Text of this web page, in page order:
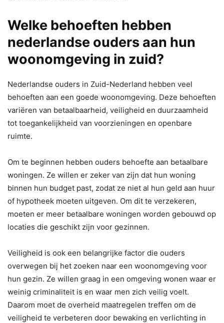
Welke behoeften hebben
nederlandse ouders aan hun
woonomgeving in zuid?
Nederlandse ouders in Zuid-Nederland hebben veel
behoeften aan een goede woonomgeving. Deze behoeften
variëren van betaalbaarheid, veiligheid en duurzaamheid
tot toegankelijkheid van voorzieningen en openbare
ruimte.
Om te beginnen hebben ouders behoefte aan betaalbare
woningen. Ze willen er zeker van zijn dat hun woning
binnen hun budget past, zodat ze niet al hun geld aan huur
of hypotheek moeten uitgeven. Om dit te verzekeren,
moeten er meer betaalbare woningen worden gebouwd op
locaties die geschikt zijn voor gezinnen.
Veiligheid is ook een belangrijke factor die ouders
overwegen bij het zoeken naar een woonomgeving voor
hun gezin. Ze willen graag in een omgeving wonen waar er
weinig criminaliteit is en waar men zich veilig voelt.
Daarom moet de overheid maatregelen treffen om de
veiligheid te verbeteren door bewaking en verlichting in